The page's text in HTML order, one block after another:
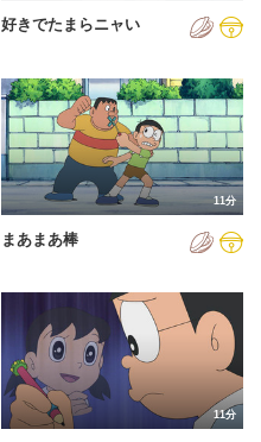
好きでたまらニャい
11分
まあまあ棒
11分